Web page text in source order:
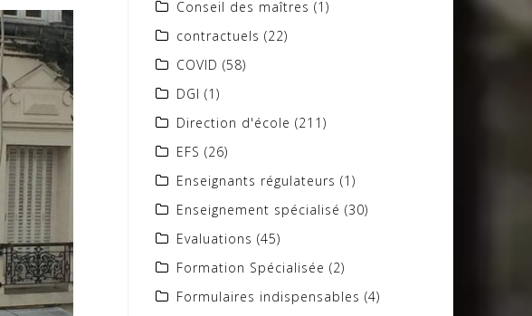
Conseil des maîtres (1)
contractuels (22)
COVID (58)
DGI (1)
Direction d'école (211)
EFS (26)
Enseignants régulateurs (1)
Enseignement spécialisé (30)
Evaluations (45)
Formation Spécialisée (2)
Formulaires indispensables (4)